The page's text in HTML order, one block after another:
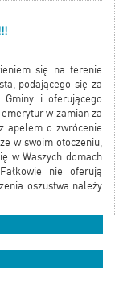
się na terenie
podającego się za
Gminy i oferującego
w zamian za
apelem o zwrócenie
w swoim otoczeniu,
w Waszych domach
nie oferują
oszustwa należy